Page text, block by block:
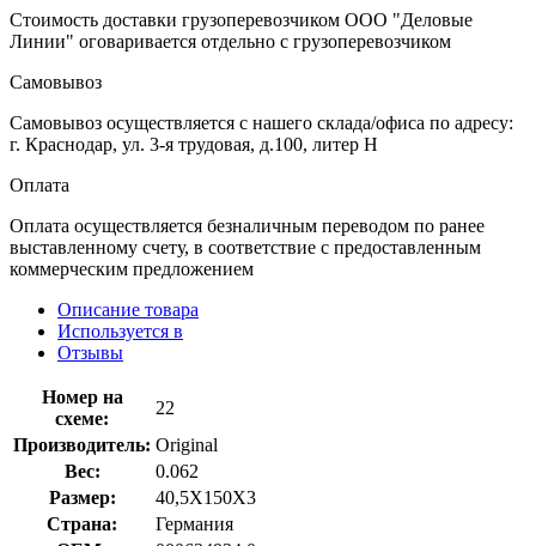
Стоимость доставки грузоперевозчиком ООО "Деловые
Линии" оговаривается отдельно с грузоперевозчиком
Самовывоз
Самовывоз осуществляется с нашего склада/офиса по адресу:
г. Краснодар, ул. 3-я трудовая, д.100, литер Н
Оплата
Оплата осуществляется безналичным переводом по ранее
выставленному счету, в соответствие с предоставленным
коммерческим предложением
Описание товара
Используется в
Отзывы
Номер на
схеме:
22
Производитель: Original
Вес:
0.062
Размер:
40,5X150X3
Страна:
Германия